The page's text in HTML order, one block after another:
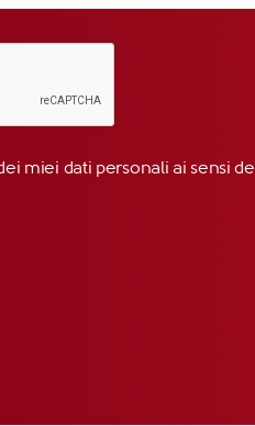
miei dati personali ai sensi